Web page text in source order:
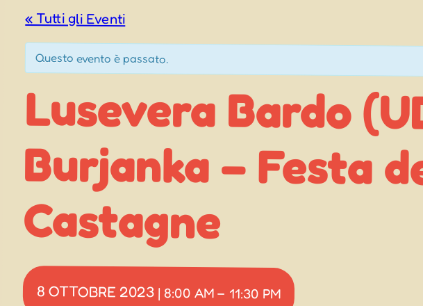
« Tutti gli Eventi
Questo evento è passato.
Lusevera Bardo
Burjanka – Festa
Castagne
8 OTTOBRE 2023 | 8:00 AM– 11:30 PM